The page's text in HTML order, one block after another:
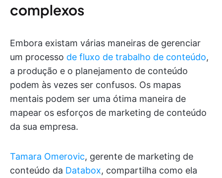
complexos
Embora existam várias maneiras de gerenciar
um processo de fluxo de trabalho de conteúdo,
a produção e o planejamento de conteúdo
podem às vezes ser confusos. Os mapas
mentais podem ser uma ótima maneira de
mapear os esforços de marketing de conteúdo
da sua empresa.
Tamara Omerovic, gerente de marketing de
conteúdo da Databox, compartilha como ela